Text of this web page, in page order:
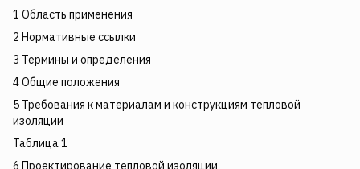
1 Область применения
2 Нормативные ссылки
3 Термины и определения
4 Общие положения
5 Требования к материалам и конструкциям тепловой
изоляции
Таблица 1
6 Проектирование тепловой изоляции